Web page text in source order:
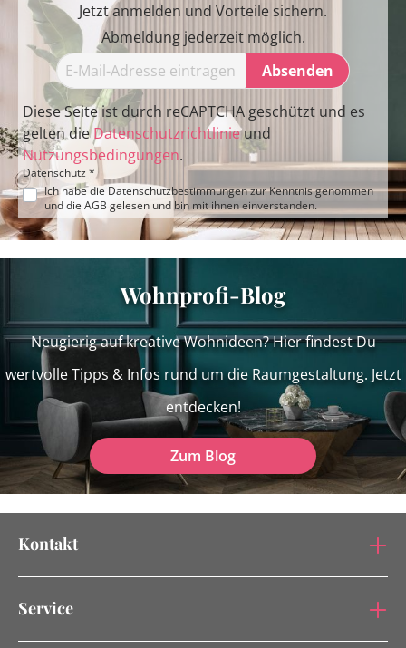
Jetzt anmelden und Vorteile sichern.
Abmeldung jederzeit möglich.
Absenden
Diese Seite ist durch reCAPTCHA geschützt und es
gelten dieDatenschutzrichtlinieund
Nutzungsbedingungen.
Datenschutz *
Ich habe die Datenschutzbestimmungenzur Kenntnis genommen
und die AGB gelesen und bin mit ihnen einverstanden.
Wohnprofi-Blog
Neugierig auf kreative Wohnideen? Hier findest Du
wertvolle Tipps & Infos rund um die Raumgestaltung. Jetzt
entdecken!
Zum Blog
Kontakt
Service